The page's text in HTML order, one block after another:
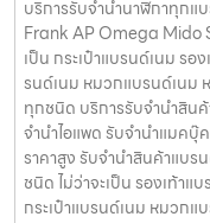
บริการรับจำนำนาฬิกาทุกแ
Frank AP Omega Mido
เป็น กระเป๋าแบรนด์เนม รอ
รนด์เนม หมวกแบรนด์เนม
ทุกชนิด บริการรับจำนำสินค้
จำนำไอแพด รับจำนำแมคบุ๊
ราคาสูง รับจำนำสินค้าแบ
ชนิด ไม่ว่าจะเป็น รองเท้าแ
กระเป๋าแบรนด์เนม หมวก